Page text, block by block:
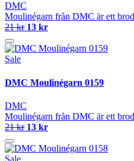
DMC
Moulinégarn från DMC är ett
21 kr 13 kr
Sale
DMC Moulinégarn 0159
DMC
Moulinégarn från DMC är ett
21 kr 13 kr
Sale